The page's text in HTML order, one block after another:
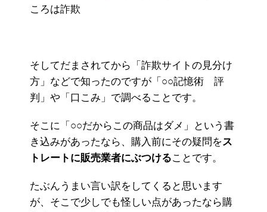
ころは詐欺
そしてだまされてから「詐欺サイトの見分け
方」などで知ったのですが「○○記憶術 評
判」や「口こみ」で調べることです。
そこに「○○だからこの商品はダメ」という書
き込みがあったなら、購入前にその疑問をス
トレートに販売業者にぶつけることです。
たぶんうまい言い訳をしてくると思います
が、そこで少しでも怪しい点があったなら購